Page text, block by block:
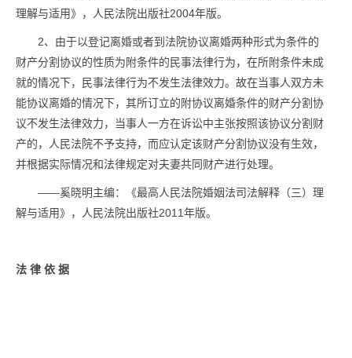
理解与适用》，人民法院出版社2004年版。
2、由于以登记离婚或者到法院协议离婚两种形式为条件的
财产分割协议的性质为附条件的民事法律行为，在所附条件未成
就的情况下，民事法律行为不发生法律效力。故在当事人双方未
能协议离婚的情况下，其所订立的附协议离婚条件的财产分割协
议不发生法律效力，当事人一方在诉讼中主张按照该协议分割财
产的，人民法院不予支持，而应认定该财产分割协议没有生效，
并根据实际情况和法律规定对夫妻共同财产进行处理。
——奚晓明主编：《最高人民法院婚姻法司法解释（三）理
解与适用》，人民法院出版社2011年版。
法 律 依 据